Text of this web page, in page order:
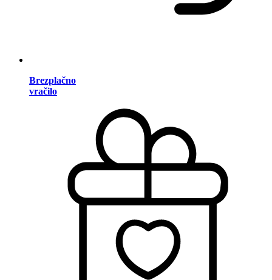
Brezplačno
vračilo